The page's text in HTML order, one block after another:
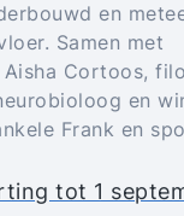
en
Samen met
Aisha Cortoos,
en
Frank en
tot 1